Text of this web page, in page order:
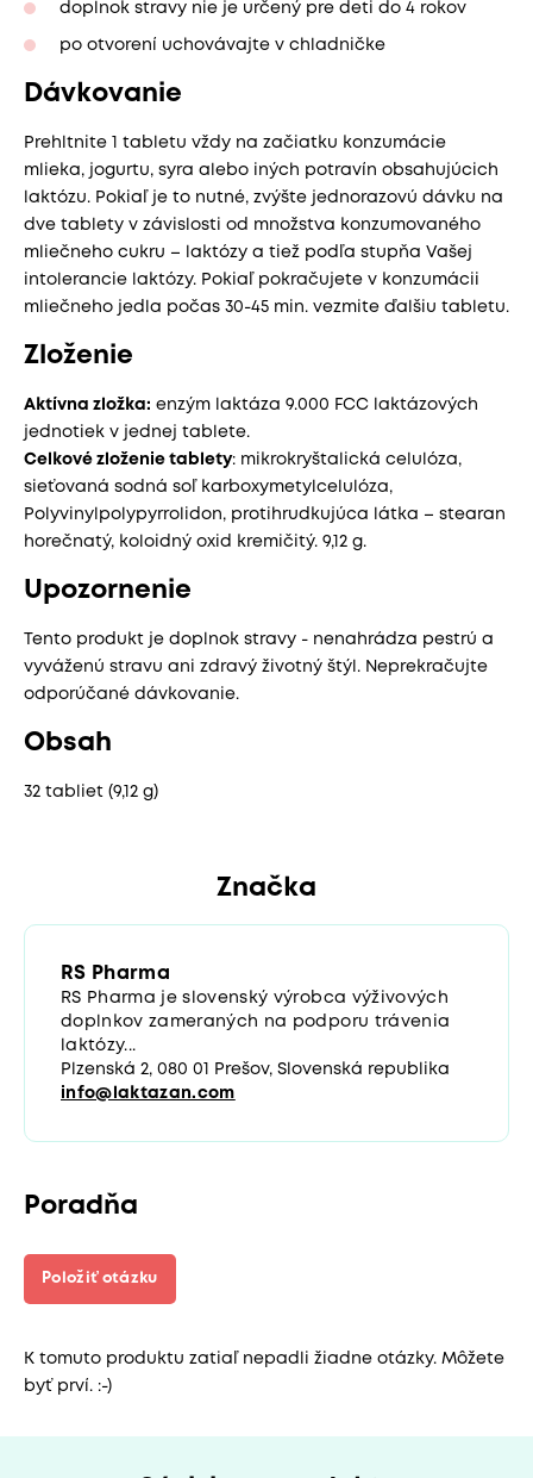
doplnok stravy nie je určený pre deti do 4 rokov
po otvorení uchovávajte v chladničke
Dávkovanie
Prehltnite 1 tabletu vždy na začiatku konzumácie
mlieka, jogurtu, syra alebo iných potravín obsahujúcich
laktózu. Pokiaľ je to nutné, zvýšte jednorazovú dávku na
dve tablety v závislosti od množstva konzumovaného
mliečneho cukru – laktózy a tiež podľa stupňa Vašej
intolerancie laktózy. Pokiaľ pokračujete v konzumácii
mliečneho jedla počas 30-45 min. vezmite ďalšiu tabletu.
Zloženie
Aktívna zložka: enzým laktáza 9.000 FCC laktázových
jednotiek v jednej tablete.
Celkové zloženie tablety: mikrokryštalická celulóza,
sieťovaná sodná soľ karboxymetylcelulóza,
Polyvinylpolypyrrolidon, protihrudkujúca látka – stearan
horečnatý, koloidný oxid kremičitý. 9,12 g.
Upozornenie
Tento produkt je doplnok stravy - nenahrádza pestrú a
vyváženú stravu ani zdravý životný štýl. Neprekračujte
odporúčané dávkovanie.
Obsah
32 tabliet (9,12 g)
Značka
RS Pharma
RS Pharma je slovenský výrobca výživových
doplnkov zameraných na podporu trávenia
laktózy...
Plzenská 2, 080 01 Prešov, Slovenská republika
info@laktazan.com
Poradňa
Položiť otázku
K tomuto produktu zatiaľ nepadli žiadne otázky. Môžete
byť prví. :-)